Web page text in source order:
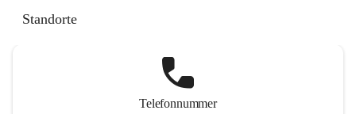
Standorte
Telefonnummer